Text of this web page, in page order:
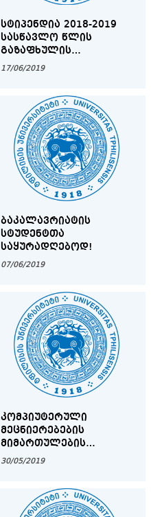
ᲡᲢᲘᲞᲔᲜᲓᲘᲐ 2018-2019
ᲡᲐᲡᲬᲐᲕᲚᲝ ᲬᲚᲘᲡ
ᲒᲐᲖᲐᲤᲮᲣᲚᲘᲡ
ᲡᲔᲛᲔᲡᲢᲠᲘ-
17/06/2019
ᲑᲐᲙᲐᲚᲐᲕᲠᲘᲐᲢᲘᲡ
ᲡᲢᲣᲓᲔᲜᲢᲗᲐ
ᲡᲐᲧᲣᲠᲐᲓᲦᲔᲑᲝᲓ!
07/06/2019
ᲙᲝᲛᲞᲘᲣᲢᲔᲠᲣᲚᲘ
ᲛᲔᲪᲜᲘᲔᲠᲔᲑᲔᲑᲘᲡ
ᲛᲘᲛᲐᲠᲗᲣᲚᲔᲑᲘᲡ
ᲡᲢᲣᲓᲔᲜᲢᲗᲐ
30/05/2019